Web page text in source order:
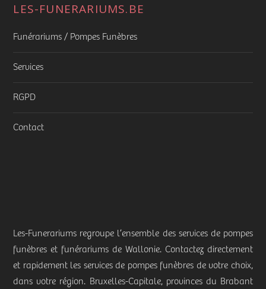
LES-FUNERARIUMS.BE
Funérariums / Pompes Funèbres
Services
RGPD
Contact
Les-Funerariums regroupe l’ensemble des services de pompes
funèbres et funérariums de Wallonie. Contactez directement
et rapidement les services de pompes funèbres de votre choix,
dans votre région. Bruxelles-Capitale, provinces du Brabant